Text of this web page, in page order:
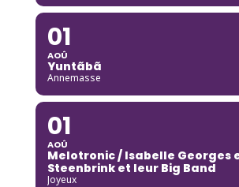
01
AOÛ
Yuntãbã
Annemasse
01
AOÛ
Melotronic / Isabelle Georges
Steenbrink et leur Big Band
Joyeux